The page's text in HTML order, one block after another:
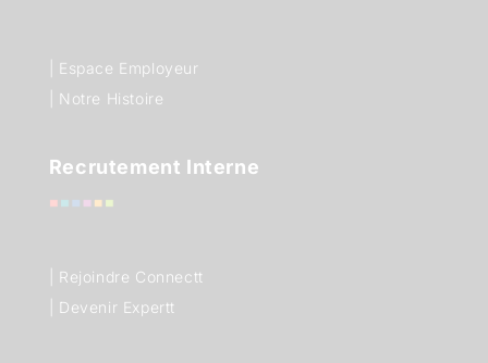
| Espace Employeur
| Notre Histoire
Recrutement Interne
| Rejoindre Connectt
| Devenir Expertt